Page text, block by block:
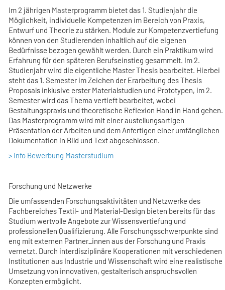
Im 2 jährigen Masterprogramm bietet das 1. Studienjahr die
Möglichkeit, individuelle Kompetenzen im Bereich von Praxis,
Entwurf und Theorie zu stärken. Module zur Kompetenzvertiefung
können von den Studierenden inhaltlich auf die eigenen
Bedürfnisse bezogen gewählt werden. Durch ein Praktikum wird
Erfahrung für den späteren Berufseinstieg gesammelt. Im 2.
Studienjahr wird die eigentliche Master Thesis bearbeitet. Hierbei
steht das 1. Semester im Zeichen der Erarbeitung des Thesis
Proposals inklusive erster Materialstudien und Prototypen, im 2.
Semester wird das Thema vertieft bearbeitet, wobei
Gestaltungspraxis und theoretische Reflexion Hand in Hand gehen.
Das Masterprogramm wird mit einer austellungsartigen
Präsentation der Arbeiten und dem Anfertigen einer umfänglichen
Dokumentation in Bild und Text abgeschlossen.
> Info Bewerbung Masterstudium
Forschung und Netzwerke
Die umfassenden Forschungsaktivitäten und Netzwerke des
Fachbereiches Textil- und Material-Design bieten bereits für das
Studium wertvolle Angebote zur Wissensvertiefung und
professionellen Qualifizierung. Alle Forschungsschwerpunkte sind
eng mit externen Partner_innen aus der Forschung und Praxis
vernetzt. Durch interdisziplinäre Kooperationen mit verschiedenen
Institutionen aus Industrie und Wissenschaft wird eine realistische
Umsetzung von innovativen, gestalterisch anspruchsvollen
Konzepten ermöglicht.